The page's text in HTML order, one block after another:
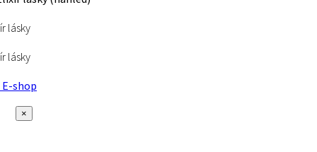
lásky
lásky
shop
×